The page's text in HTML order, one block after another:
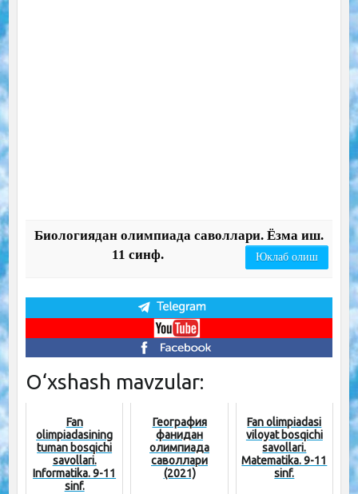
Биологиядан олимпиада саволлари. Ёзма иш.
11 синф.
Юклаб олиш
O‘xshash mavzular:
Fan
olimpiadasining
tuman bosqichi
savollari.
Informatika. 9-11
sinf.
География
фанидан
олимпиада
саволлари
(2021)
Fan olimpiadasi
viloyat bosqichi
savollari.
Matematika. 9-11
sinf.